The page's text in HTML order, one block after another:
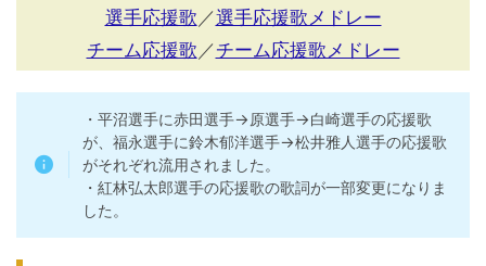
選手応援歌 ／選手応援歌メドレー
チーム応援歌 ／チーム応援歌メドレー
・平沼選手に赤田選手→原選手→白崎選手の応援歌
が、福永選手に鈴木郁洋選手→松井雅人選手の応援歌
がそれぞれ流用されました。
・紅林弘太郎選手の応援歌の歌詞が一部変更になりま
した。